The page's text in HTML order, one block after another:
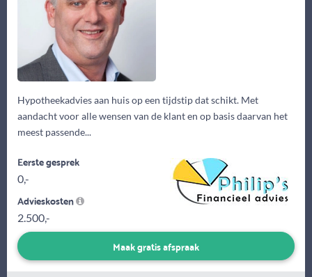
Hypotheekadvies aan huis op een tijdstip dat schikt. Met
aandacht voor alle wensen van de klant en op basis daarvan het
meest passende...
Eerste gesprek
0,-
Advieskosten
2.500,-
Maak gratis afspraak